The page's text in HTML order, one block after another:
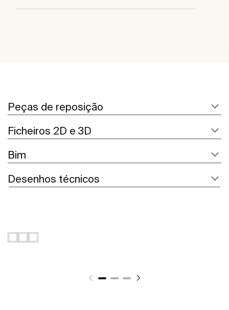
Peças de reposição
Ficheiros 2D e 3D
Bim
Desenhos técnicos